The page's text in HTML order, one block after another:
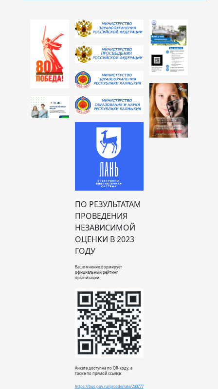
ПО РЕЗУЛЬТАТАМ
ПРОВЕДЕНИЯ
НЕЗАВИСИМОЙ
ОЦЕНКИ В 2023
ГОДУ
Ваше мнение формирует
официальный рейтинг
организации:
Анкета доступна по QR-коду, а
также по прямой ссылке:
https://bus.gov.ru/qrcode/rate/240777